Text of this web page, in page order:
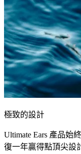
極致的設計
Ultimate Ears 產品始
復一年贏得點頂尖設